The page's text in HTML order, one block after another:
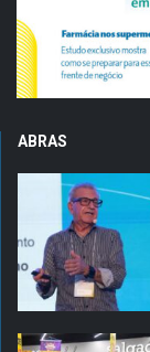
ABRAS